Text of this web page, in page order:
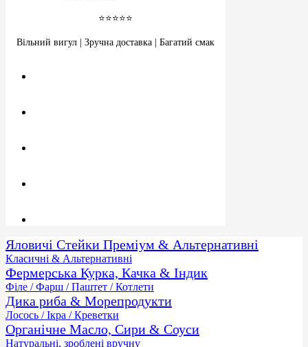
⭐⭐⭐⭐⭐
Вільний вигул | Зручна доставка | Багатий смак
Яловичі Стейки Преміум & Альтернативні
Класичні & Альтернативні
Фермерська Курка, Качка & Індик
Філе / Фарш / Паштет / Котлети
Дика риба & Морепродукти
Лосось / Ікра / Креветки
Органічне Масло, Сири & Соуси
Натуральні, зроблені вручну